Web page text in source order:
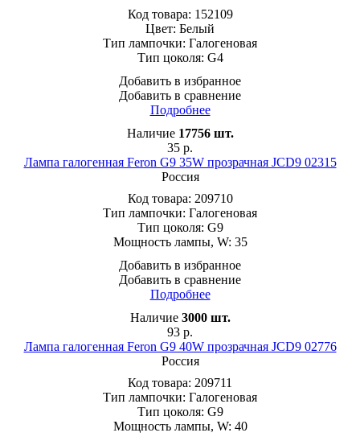
Код товара: 152109
Цвет: Белый
Тип лампочки: Галогеновая
Тип цоколя: G4
Добавить в избранное
Добавить в сравнение
Подробнее
Наличие 17756 шт.
35 р.
Лампа галогенная Feron G9 35W прозрачная JCD9 02315
Россия
Код товара: 209710
Тип лампочки: Галогеновая
Тип цоколя: G9
Мощность лампы, W: 35
Добавить в избранное
Добавить в сравнение
Подробнее
Наличие 3000 шт.
93 р.
Лампа галогенная Feron G9 40W прозрачная JCD9 02776
Россия
Код товара: 209711
Тип лампочки: Галогеновая
Тип цоколя: G9
Мощность лампы, W: 40